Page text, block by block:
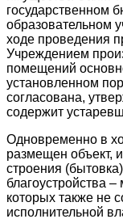
государственном
образовательном
ходе проведения
Учреждением
помещений
установленном
согласована,
содержит
Одновременно в
размещен объект,
строения
благоустройства
которых также не
исполнительной